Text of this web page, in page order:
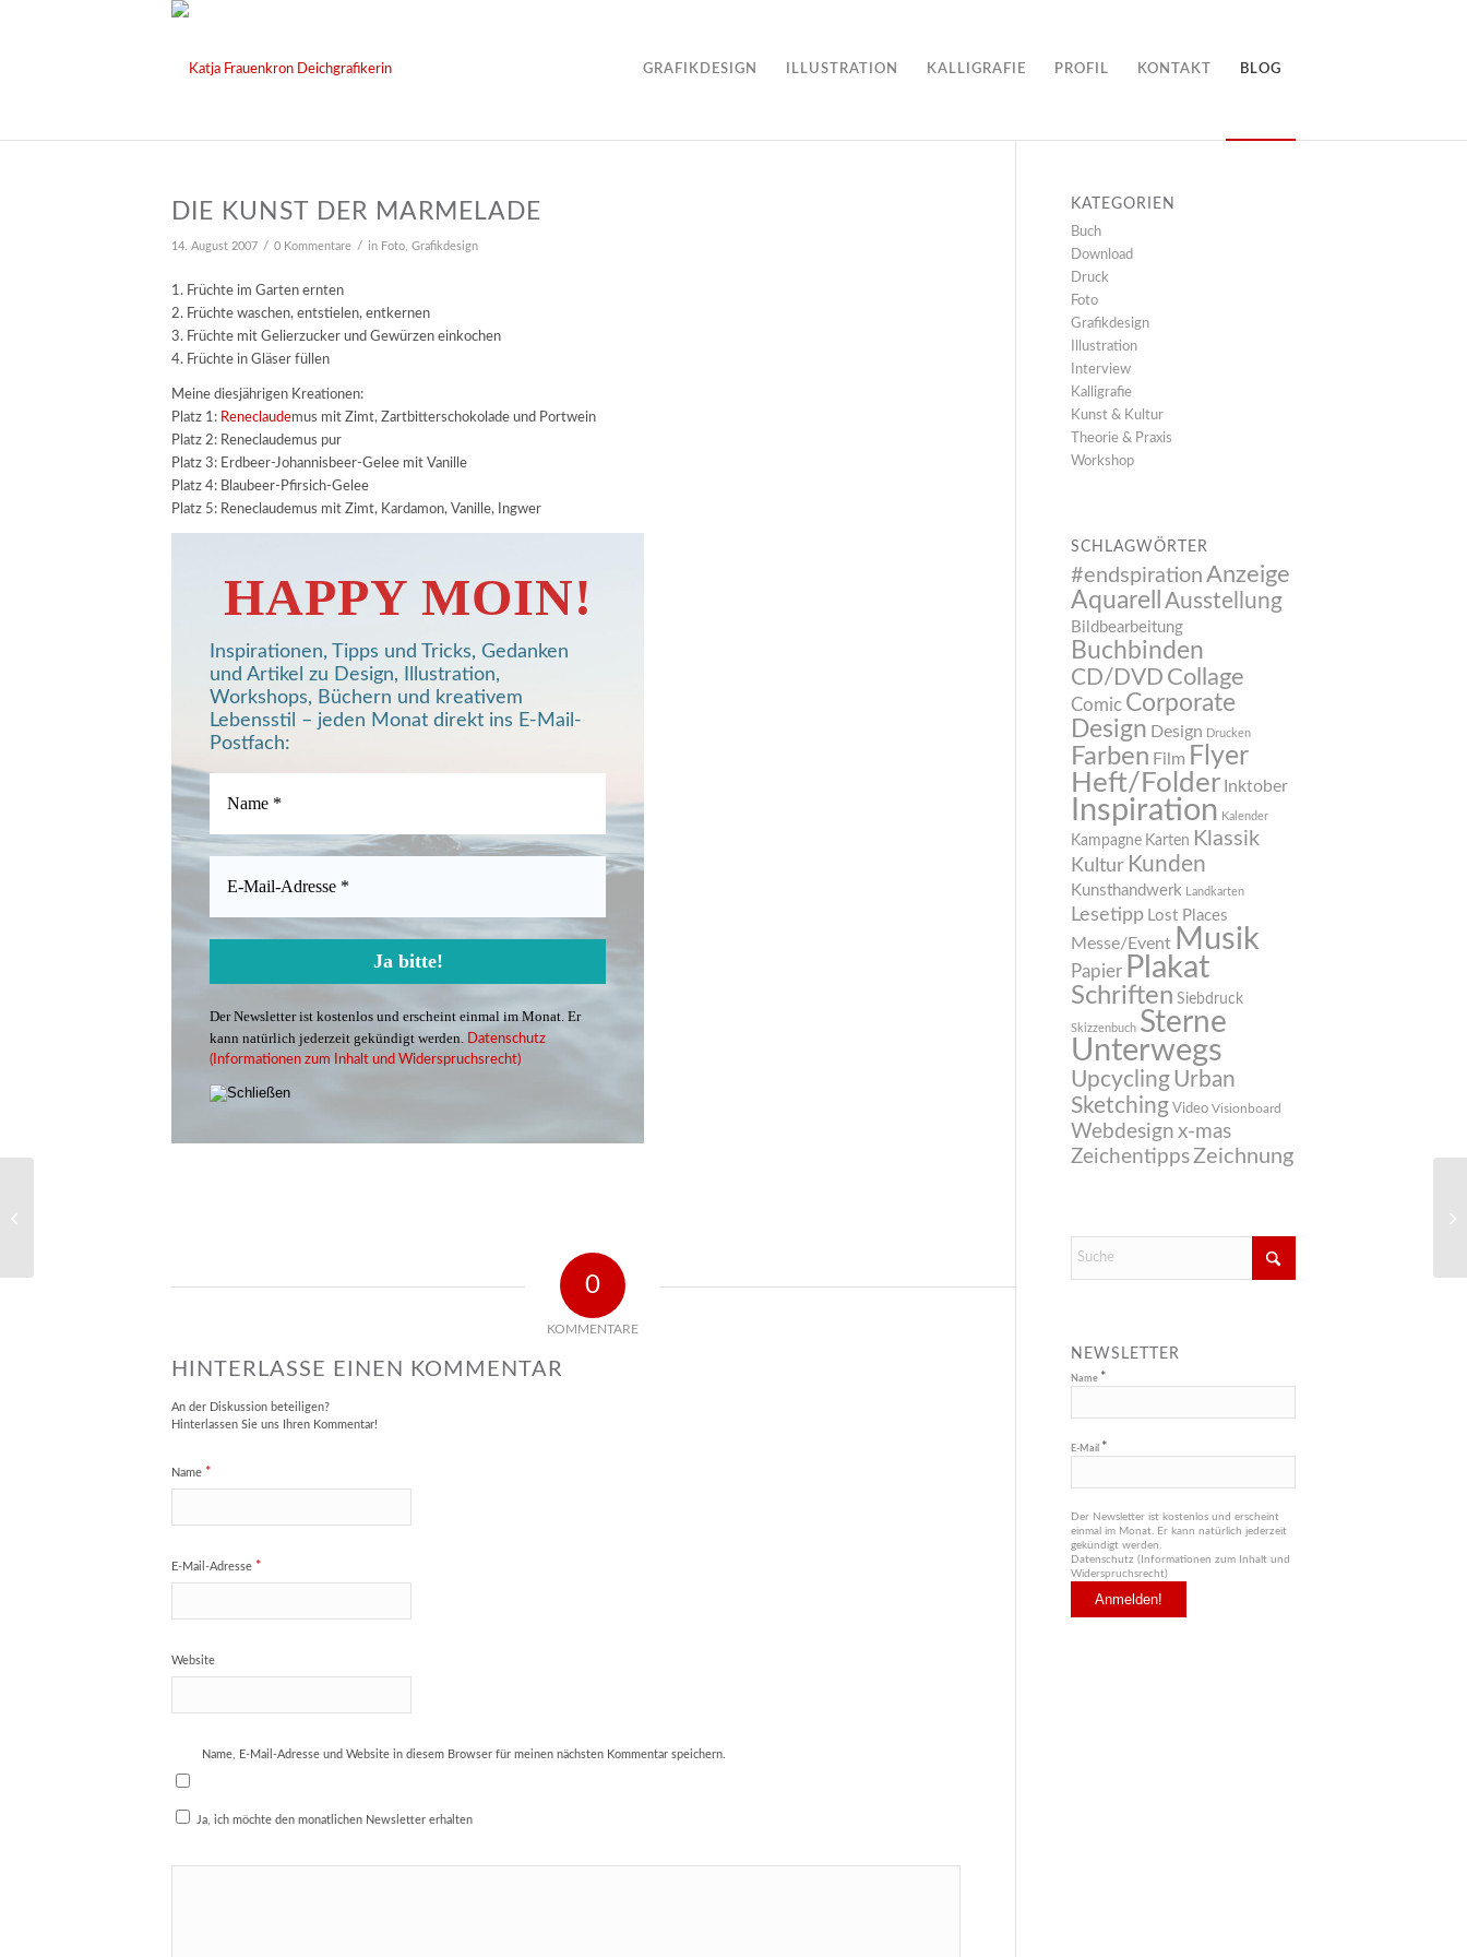
GRAFIKDESIGN ILLUSTRATION KALLIGRAFIE PROFIL KONTAKT BLOG
DIE KUNST DER MARMELADE
14. August 2007 / 0 Kommentare / in Foto, Grafikdesign
1. Früchte im Garten ernten
2. Früchte waschen, entstielen, entkernen
3. Früchte mit Gelierzucker und Gewürzen einkochen
4. Früchte in Gläser füllen
Meine diesjährigen Kreationen:
Platz 1: Reneclaudemus mit Zimt, Zartbitterschokolade und Portwein
Platz 2: Reneclaudemus pur
Platz 3: Erdbeer-Johannisbeer-Gelee mit Vanille
Platz 4: Blaubeer-Pfirsich-Gelee
Platz 5: Reneclaudemus mit Zimt, Kardamon, Vanille, Ingwer
HAPPY MOIN!
Inspirationen, Tipps und Tricks, Gedanken
und Artikel zu Design, Illustration,
Workshops, Büchern und kreativem
Lebensstil – jeden Monat direkt ins E-Mail-
Postfach:
Der Newsletter ist kostenlos und erscheint einmal im Monat. Er
kann natürlich jederzeit gekündigt werden.
Datenschutz
(Informationen zum Inhalt und Widerspruchsrecht)
0
KOMMENTARE
HINTERLASSE EINEN KOMMENTAR
An der Diskussion beteiligen?
Hinterlassen Sie uns Ihren Kommentar!
Name *
E-Mail-Adresse *
Website
Name, E-Mail-Adresse und Website in diesem Browser für meinen nächsten Kommentar speichern.
Ja, ich möchte den monatlichen Newsletter erhalten
KATEGORIEN
Buch
Download
Druck
Foto
Grafikdesign
Illustration
Interview
Kalligrafie
Kunst & Kultur
Theorie & Praxis
Workshop
SCHLAGWÖRTER
#endspiration Anzeige
Aquarell
Ausstellung
Bildbearbeitung
Buchbinden
CD/DVD Collage
Comic Corporate
Design Design Drucken
Farben Film Flyer
Heft/Folder Inktober
Inspiration Kalender
Kampagne Karten Klassik
Kultur Kunden
Kunsthandwerk Landkarten
Lesetipp Lost Places
Messe/Event Musik
Papier Plakat
Schriften Siebdruck
Skizzenbuch Sterne
Unterwegs
Upcycling Urban
Sketching Video Visionboard
Webdesign x-mas
ZeichentippsZeichnung
NEWSLETTER
Name *
E-Mail *
Der Newsletter ist kostenlos und erscheint
einmal im Monat. Er kann natürlich jederzeit
gekündigt werden.
Datenschutz (Informationen zum Inhalt und
Widerspruchsrecht)